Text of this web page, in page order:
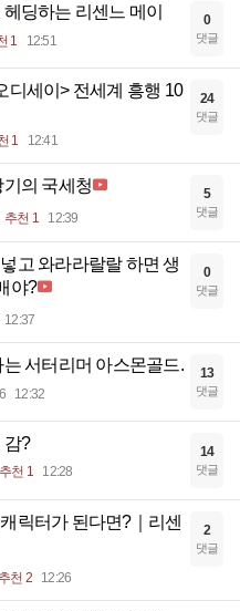
딩하는 리센느 메이
1 12:51
0
댓글
디세이> 전세계 흥행 10
1 12:41
24
댓글
의 국세청
추천 1 12:39
5
댓글
고 와라라랄랄 하면 생
야?
12:37
0
댓글
서터리머 아스몬골드.
12:32
13
댓글
감?
추천 1 12:28
14
댓글
릭터가 된다면?｜리센
추천 2 12:26
2
댓글